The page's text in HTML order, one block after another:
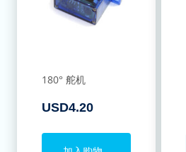
180° 舵机
USD4.20